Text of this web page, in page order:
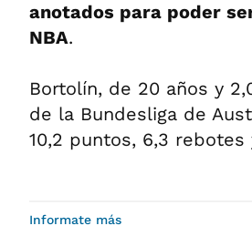
anotados para poder
NBA.
Bortolín, de 20 años y
de la Bundesliga de
10,2 puntos, 6,3 rebotes
Informate más